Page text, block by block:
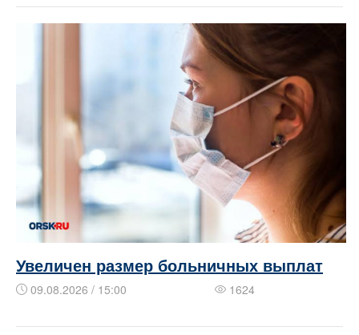
Увеличен размер больничных выплат
09.08.2026 / 15:00 1624